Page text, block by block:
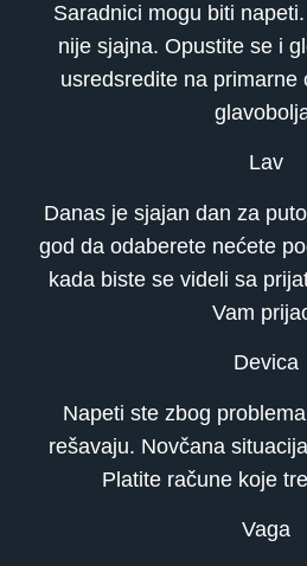
Saradnici mogu biti
nije sjajna. Opustite se i
usredsredite na primarne
Lav
Danas je sjajan dan za
god da odaberete nećete
kada biste se videli sa
Vam
Devica
Napeti ste zbog
rešavaju. Novčana
Platite račune koje
Vaga